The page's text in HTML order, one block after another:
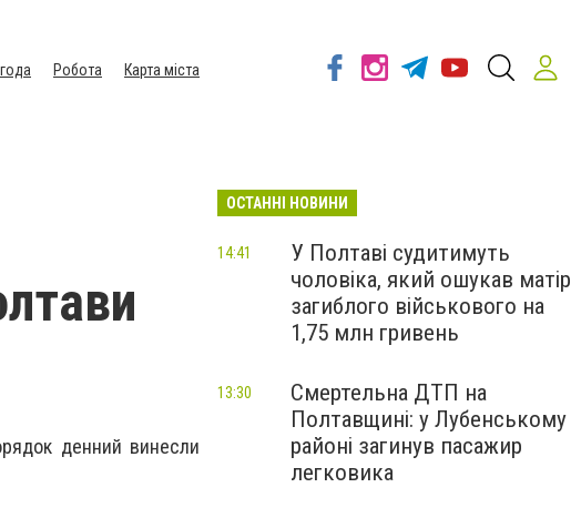
Робота
Карта міста
денний винесли
ОСТАННІ НОВИНИ
У Полтаві судитимуть
чоловіка, який ошукав матір
загиблого військового на
1,75 млн гривень
14:41
Смертельна ДТП на
Полтавщині: у Лубенському
районі загинув пасажир
легковика
13:30